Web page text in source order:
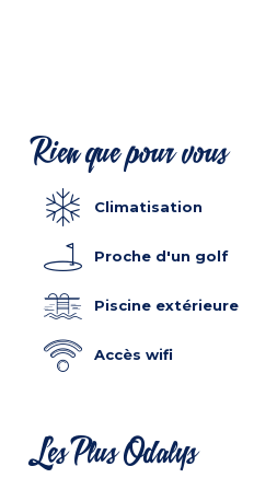
Rien que pour vous
Climatisation
Proche d'un golf
Piscine extérieure
Accès wifi
Les Plus Odalys